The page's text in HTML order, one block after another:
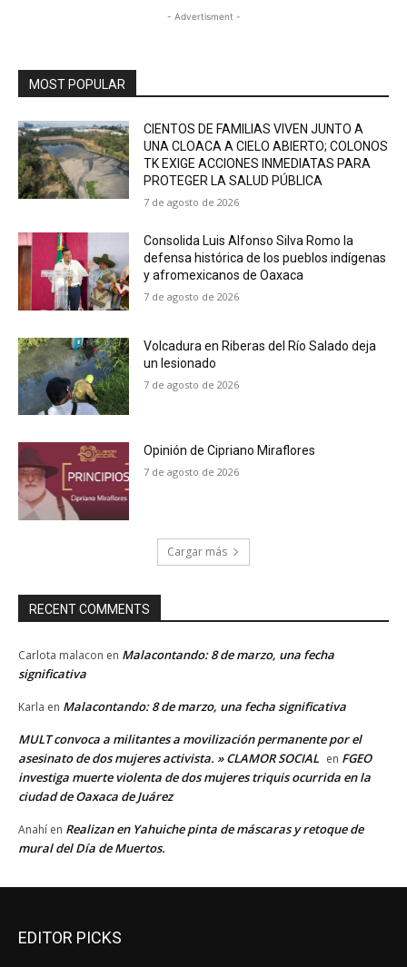
- Advertisment -
MOST POPULAR
CIENTOS DE FAMILIAS VIVEN JUNTO A
UNA CLOACA A CIELO ABIERTO; COLONOS
TK EXIGE ACCIONES INMEDIATAS PARA
PROTEGER LA SALUD PÚBLICA
7 de agosto de 2026
Consolida Luis Alfonso Silva Romo la
defensa histórica de los pueblos indígenas
y afromexicanos de Oaxaca
7 de agosto de 2026
Volcadura en Riberas del Río Salado deja
un lesionado
7 de agosto de 2026
Opinión de Cipriano Miraflores
7 de agosto de 2026
Cargar más
RECENT COMMENTS
Carlota malacon en Malacontando: 8 de marzo, una fecha
significativa
Karla en Malacontando: 8 de marzo, una fecha significativa
MULT convoca a militantes a movilización permanente por el
asesinato de dos mujeres activista. » CLAMOR SOCIAL en FGEO
investiga muerte violenta de dos mujeres triquis ocurrida en la
ciudad de Oaxaca de Juárez
Anahí en Realizan en Yahuiche pinta de máscaras y retoque de
mural del Día de Muertos.
EDITOR PICKS